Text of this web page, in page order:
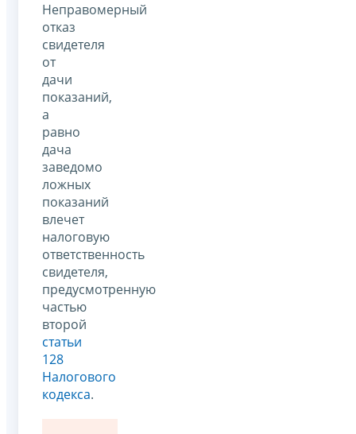
Неправомерный
отказ
свидетеля
от
дачи
показаний,
а
равно
дача
заведомо
ложных
показаний
влечет
налоговую
ответственность
свидетеля,
предусмотренную
частью
второй
статьи
128
Налогового
кодекса.